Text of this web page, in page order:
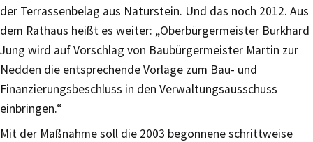
der Terrassenbelag aus Naturstein. Und das noch 2012. Aus
dem Rathaus heißt es weiter: „Oberbürgermeister Burkhard
Jung wird auf Vorschlag von Baubürgermeister Martin zur
Nedden die entsprechende Vorlage zum Bau- und
Finanzierungsbeschluss in den Verwaltungsausschuss
einbringen.“
Mit der Maßnahme soll die 2003 begonnene schrittweise